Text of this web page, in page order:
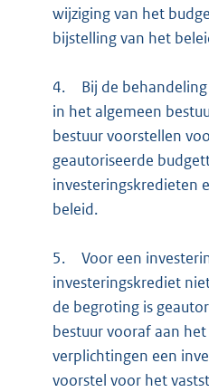
wijziging van het
bijstelling van het
4.
Bij de
in het algemeen
bestuur voorstellen
geautoriseerde
investeringskredieten
beleid.
5.
Voor een
investeringskrediet
de begroting is
bestuur vooraf aan
verplichtingen een
voorstel voor het